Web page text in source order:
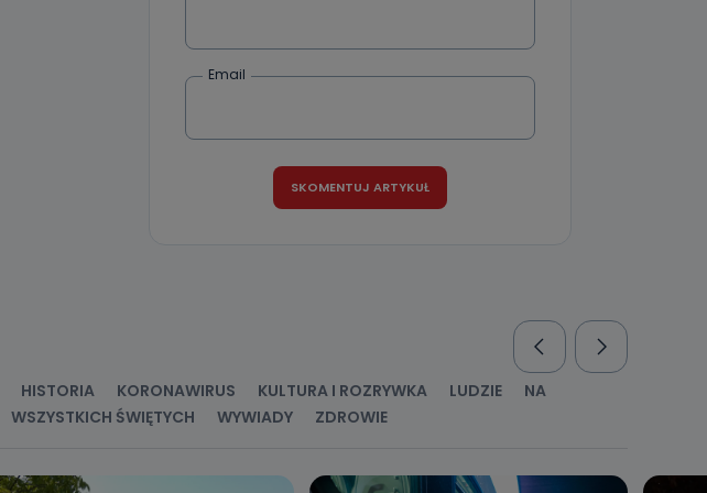
Email
HISTORIA KORONAWIRUS KULTURA I ROZRYWKA LUDZIE
NA
WSZYSTKICH ŚWIĘTYCH WYWIADY ZDROWIE